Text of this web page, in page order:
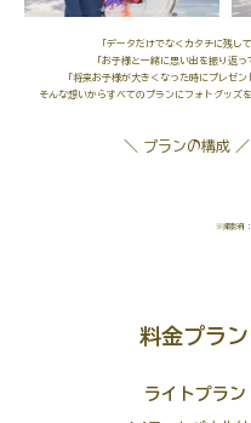
「データだけでなくカタチに残して
「お子様と一緒に思い出を振り返っ
「将来お子様が大きくなった時にプレゼン
そんな想いからすべてのプランにフォトグッズ
＼ プランの構成 ／
※撮影料
料金プラン
ライトプラン